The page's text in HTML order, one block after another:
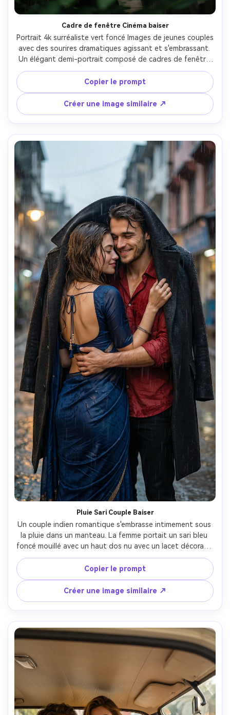
Cadre de fenêtre Cinéma baiser
Portrait 4k surréaliste vert foncé Images de jeunes couples
avec des sourires dramatiques agissant et s'embrassant.
Un élégant demi-portrait composé de cadres de fenêtre
en bois foncé avec un éclairage doux et mélancolique.
L'arrière-plan est caractérisé par des feuilles vertes très
floues et luxuriantes (bokeh) qui créent un contraste
élevé. Les feuilles vertes hors mise au point au premier
plan ajoutent de la profondeur. L'esthétique globale est
paisible, terreuse et cinématographique. Il pose de
manière romantique et élégante, se penchant par la
fenêtre avec insouciance.
Copier le prompt
Créer une image similaire ↗
Pluie Sari Couple Baiser
Un couple indien romantique s'embrasse intimement sous
la pluie dans un manteau. La femme portait un sari bleu
foncé mouillé avec un haut dos nu avec un lacet décoratif,
et ses cheveux étaient mouillés et flottants. L’homme
dans sa chemise rouge mouillée la serra fort et ils se
penchèrent l’un contre l’autre. L'ambiance est douce et
accueillante, avec une lumière douce et naturelle qui
accentue les gouttes de pluie qui tombent. "Ne changez
pas d'expression faciale. Je veux exactement le même
visage Gardez mon visage 100% comme dans l'image de
référence. 17 ans) garçon de 4'5".
Copier le prompt
Créer une image similaire ↗